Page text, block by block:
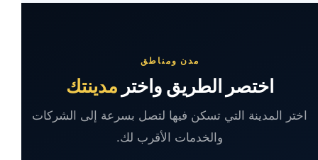
مدن ومناطق
اختصر الطريق واختر مدينتك
اختر المدينة التي تسكن فيها لتصل بسرعة إلى الشركات
والخدمات الأقرب لك.